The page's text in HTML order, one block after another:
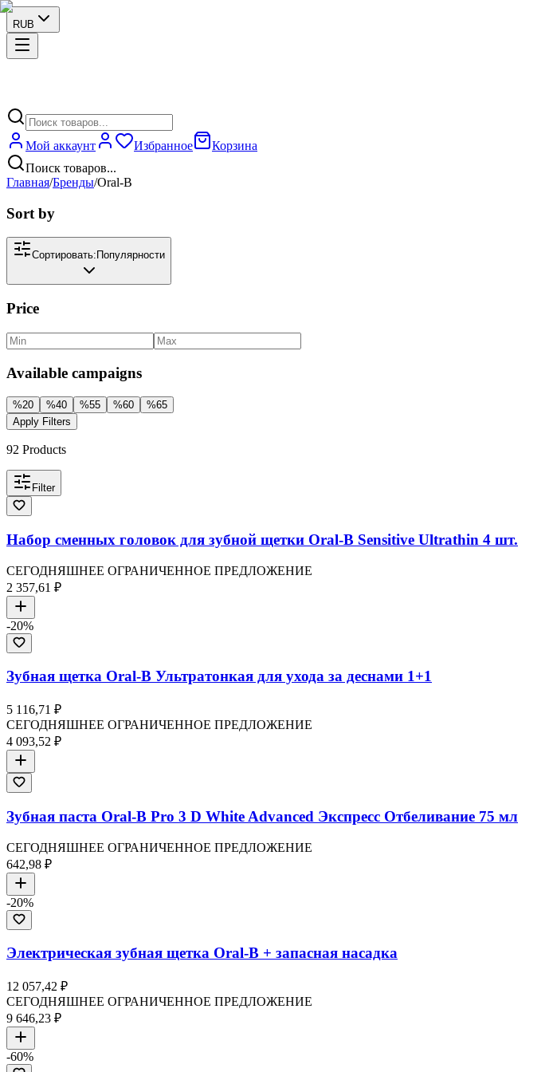
RUB
Мой аккаунт Избранное
Корзина
Поиск товаров...
Главная/Бренды/Oral-B
Sort by
Сортировать: Популярности
Price
Available campaigns
%20 %40 %55 %60 %65
Apply Filters
92 Products
Filter
Набор сменных головок для зубной щетки Oral-B Sensitive Ultrathin 4 шт.
СЕГОДНЯШНЕЕ ОГРАНИЧЕННОЕ ПРЕДЛОЖЕНИЕ
2 357,61 ₽
-20%
Зубная щетка Oral-B Ультратонкая для ухода за деснами 1+1
5 116,71 ₽
СЕГОДНЯШНЕЕ ОГРАНИЧЕННОЕ ПРЕДЛОЖЕНИЕ
4 093,52 ₽
Зубная паста Oral-B Pro 3 D White Advanced Экспресс Отбеливание 75 мл
СЕГОДНЯШНЕЕ ОГРАНИЧЕННОЕ ПРЕДЛОЖЕНИЕ
642,98 ₽
-20%
Электрическая зубная щетка Oral-B + запасная насадка
12 057,42 ₽
СЕГОДНЯШНЕЕ ОГРАНИЧЕННОЕ ПРЕДЛОЖЕНИЕ
9 646,23 ₽
-60%